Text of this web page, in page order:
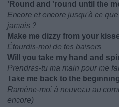
'Round and 'round until the
Encore et encore jusqu'à ce
jamais ?
Make me dizzy from your
Étourdis-moi de tes baisers
Will you take my hand and
Prendras-tu ma main pour me
Take mе back to the
Ramène-moi à nouveau au
encore)